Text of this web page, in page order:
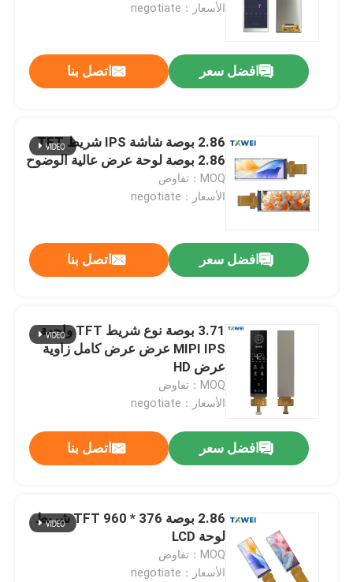
الأسعار：negotiate
افضل سعر اتصل بنا
2.86 بوصة شاشة IPS شريط TFT
2.86 بوصة لوحة عرض عالية الوضوح
MOQ：تفاوض
الأسعار：negotiate
افضل سعر اتصل بنا
3.71 بوصة نوع شريط TFT واجهة
MIPI IPS عرض عرض كامل زاوية
عرض HD
MOQ：تفاوض
الأسعار：negotiate
افضل سعر اتصل بنا
2.86 بوصة 376 * 960 TFT شريط
لوحة LCD
MOQ：تفاوض
الأسعار：negotiate